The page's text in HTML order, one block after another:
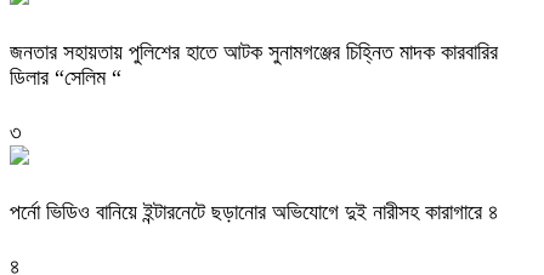
জনতার সহায়তায় পুলিশের হাতে আটক সুনামগঞ্জের চিহ্নিত মাদক কারবারির
ডিলার “সেলিম “
৩
পর্নো ভিডিও বানিয়ে ইন্টারনেটে ছড়ানোর অভিযোগে দুই নারীসহ কারাগারে ৪
৪